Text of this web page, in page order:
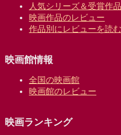
人気シリーズ＆受賞作品
映画作品のレビュー
作品別にレビューを読む
映画館情報
全国の映画館
映画館のレビュー
映画ランキング